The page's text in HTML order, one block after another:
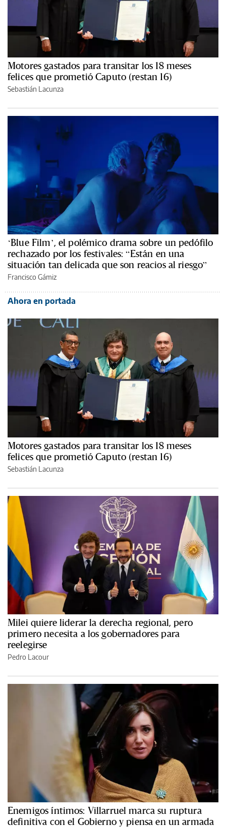
Motores gastados para transitar los 18 meses
felices que prometió Caputo (restan 16)
Sebastián Lacunza
‘Blue Film’, el polémico drama sobre un pedófilo
rechazado por los festivales: “Están en una
situación tan delicada que son reacios al riesgo”
Francisco Gámiz
Ahora en portada
Motores gastados para transitar los 18 meses
felices que prometió Caputo (restan 16)
Sebastián Lacunza
Milei quiere liderar la derecha regional, pero
primero necesita a los gobernadores para
reelegirse
Pedro Lacour
Enemigos íntimos: Villarruel marca su ruptura
definitiva con el Gobierno y piensa en un armada